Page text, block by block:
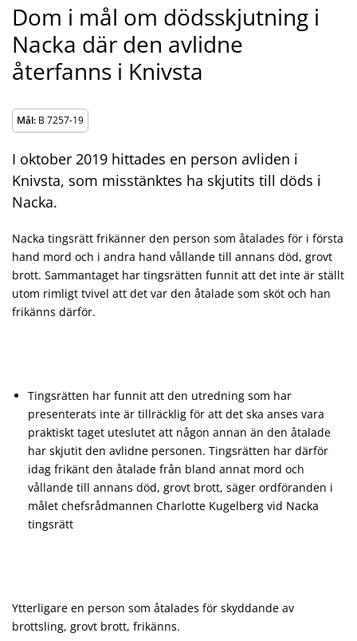
Dom i mål om dödsskjutning i
Nacka där den avlidne
återfanns i Knivsta
Mål: B 7257-19
I oktober 2019 hittades en person avliden i
Knivsta, som misstänktes ha skjutits till döds i
Nacka.
Nacka tingsrätt frikänner den person som åtalades för i första
hand mord och i andra hand vållande till annans död, grovt
brott. Sammantaget har tingsrätten funnit att det inte är ställt
utom rimligt tvivel att det var den åtalade som sköt och han
frikänns därför.
Tingsrätten har funnit att den utredning som har
presenterats inte är tillräcklig för att det ska anses vara
praktiskt taget uteslutet att någon annan än den åtalade
har skjutit den avlidne personen. Tingsrätten har därför
idag frikänt den åtalade från bland annat mord och
vållande till annans död, grovt brott, säger ordföranden i
målet chefsrådmannen Charlotte Kugelberg vid Nacka
tingsrätt
Ytterligare en person som åtalades för skyddande av
brottsling, grovt brott, frikänns.